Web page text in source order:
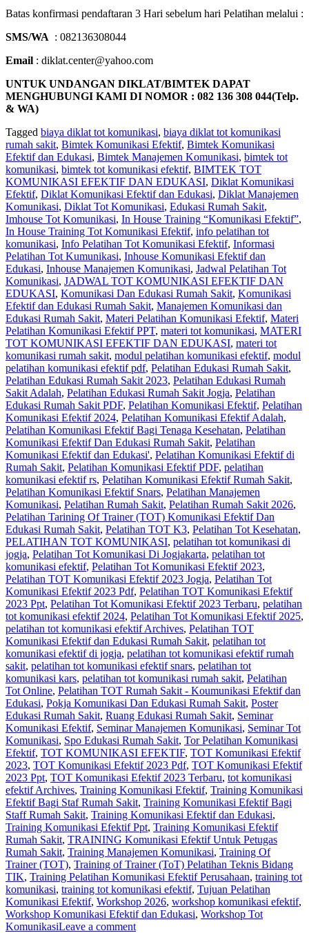
Batas konfirmasi pendaftaran 3 Hari sebelum hari Pelatihan melalui :
SMS/WA : 082136308044
Email : diklat.center@yahoo.com
UNTUK UNDANGAN DIKLAT/BIMTEK DAPAT
MENGHUBUNGI KAMI DI NOMOR : 082 136 308 044(Telp.
& WA)
Tagged biaya diklat tot komunikasi, biaya diklat tot komunikasi
rumah sakit, Bimtek Komunikasi Efektif, Bimtek Komunikasi
Efektif dan Edukasi, Bimtek Manajemen Komunikasi, bimtek tot
komunikasi, bimtek tot komunikasi efektif, BIMTEK TOT
KOMUNIKASI EFEKTIF DAN EDUKASI, Diklat Komunikasi
Efektif, Diklat Komunikasi Efektif dan Edukasi, Diklat Manajemen
Komunikasi, Diklat Tot Komunikasi, Edukasi Rumah Sakit,
Imhouse Tot Komunikasi, In House Training “Komunikasi Efektif”,
In House Training Tot Komunikasi Efektif, info pelatihan tot
komunikasi, Info Pelatihan Tot Komunikasi Efektif, Informasi
Pelatihan Tot Kumunikasi, Inhouse Komunikasi Efektif dan
Edukasi, Inhouse Manajemen Komunikasi, Jadwal Pelatihan Tot
Komunikasi, JADWAL TOT KOMUNIKASI EFEKTIF DAN
EDUKASI, Komunikasi Dan Edukasi Rumah Sakit, Komunikasi
Efektif dan Edukasi Rumah Sakit, Manajemen Komunikasi dan
Edukasi Rumah Sakit, Materi Pelatihan Komunikasi Efektif, Materi
Pelatihan Komunikasi Efektif PPT, materi tot komunikasi, MATERI
TOT KOMUNIKASI EFEKTIF DAN EDUKASI, materi tot
komunikasi rumah sakit, modul pelatihan komunikasi efektif, modul
pelatihan komunikasi efektif pdf, Pelatihan Edukasi Rumah Sakit,
Pelatihan Edukasi Rumah Sakit 2023, Pelatihan Edukasi Rumah
Sakit Adalah, Pelatihan Edukasi Rumah Sakit Jogja, Pelatihan
Edukasi Rumah Sakit PDF, Pelatihan Komunikasi Efektif, Pelatihan
Komunikasi Efektif 2024, Pelatihan Komunikasi Efektif Adalah,
Pelatihan Komunikasi Efektif Bagi Tenaga Kesehatan, Pelatihan
Komunikasi Efektif Dan Edukasi Rumah Sakit, Pelatihan
Komunikasi Efektif dan Edukasi', Pelatihan Komunikasi Efektif di
Rumah Sakit, Pelatihan Komunikasi Efektif PDF, pelatihan
komunikasi efektif rs, Pelatihan Komunikasi Efektif Rumah Sakit,
Pelatihan Komunikasi Efektif Snars, Pelatihan Manajemen
Komunikasi, Pelatihan Rumah Sakit‎, Pelatihan Rumah Sakit 2026,
Pelatihan Tarining Of Trainer (TOT) Komunikasi Efektif Dan
Edukasi Rumah Sakit, Pelatihan TOT K3, Pelatihan Tot Kesehatan,
PELATIHAN TOT KOMUNIKASI, pelatihan tot komunikasi di
jogja, Pelatihan Tot Komunikasi Di Jogjakarta, pelatihan tot
komunikasi efektif, Pelatihan Tot Komunikasi Efektif 2023,
Pelatihan TOT Komunikasi Efektif 2023 Jogja, Pelatihan Tot
Komunikasi Efektif 2023 Pdf, Pelatihan TOT Komunikasi Efektif
2023 Ppt, Pelatihan Tot Komunikasi Efektif 2023 Terbaru, pelatihan
tot komunikasi efektif 2024, Pelatihan Tot Komunikasi Efektif 2025,
pelatihan tot komunikasi efektif Archives, Pelatihan TOT
Komunikasi Efektif dan Edukasi Rumah Sakit, pelatihan tot
komunikasi efektif di jogja, pelatihan tot komunikasi efektif rumah
sakit, pelatihan tot komunikasi efektif snars, pelatihan tot
komunikasi kars, pelatihan tot komunikasi rumah sakit, Pelatihan
Tot Online, Pelatihan TOT Rumah Sakit - Koumunikasi Efektif dan
Edukasi, Pokja Komunikasi Dan Edukasi Rumah Sakit, Poster
Edukasi Rumah Sakit, Ruang Edukasi Rumah Sakit, Seminar
Komunikasi Efektif, Seminar Manajemen Komunikasi, Seminar Tot
Komunikasi, Spo Edukasi Rumah Sakit, Tor Pelatihan Komunikasi
Efektif, TOT KOMUNIKASI EFEKTIF, TOT Komunikasi Efektif
2023, TOT Komunikasi Efektif 2023 Pdf, TOT Komunikasi Efektif
2023 Ppt, TOT Komunikasi Efektif 2023 Terbaru, tot komunikasi
efektif Archives, Training Komunikasi Efektif, Training Komunikasi
Efektif Bagi Staf Rumah Sakit, Training Komunikasi Efektif Bagi
Staff Rumah Sakit, Training Komunikasi Efektif dan Edukasi,
Training Komunikasi Efektif Ppt, Training Komunikasi Efektif
Rumah Sakit, TRAINING Komunikasi Efektif Untuk Petugas
Rumah Sakit, Training Manajemen Komunikasi, Training Of
Trainer (TOT), Training of Trainer (ToT) Pelatihan Teknis Bidang
TIK, Training Pelatihan Komunikasi Efektif Perusahaan, training tot
komunikasi, training tot komunikasi efektif, Tujuan Pelatihan
Komunikasi Efektif, Workshop 2026, workshop komunikasi efektif,
Workshop Komunikasi Efektif dan Edukasi, Workshop Tot
KomunikasiLeave a comment